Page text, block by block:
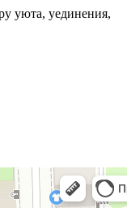
уюта, уединения,